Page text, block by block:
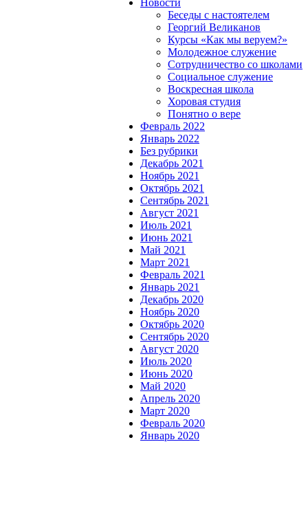
Новости
Беседы с настоятелем
Георгий Великанов
Курсы «Как мы веруем?»
Молодежное служение
Сотрудничество со школами
Социальное служение
Воскресная школа
Хоровая студия
Понятно о вере
Февраль 2022
Январь 2022
Без рубрики
Декабрь 2021
Ноябрь 2021
Октябрь 2021
Сентябрь 2021
Август 2021
Июль 2021
Июнь 2021
Май 2021
Март 2021
Февраль 2021
Январь 2021
Декабрь 2020
Ноябрь 2020
Октябрь 2020
Сентябрь 2020
Август 2020
Июль 2020
Июнь 2020
Май 2020
Апрель 2020
Март 2020
Февраль 2020
Январь 2020